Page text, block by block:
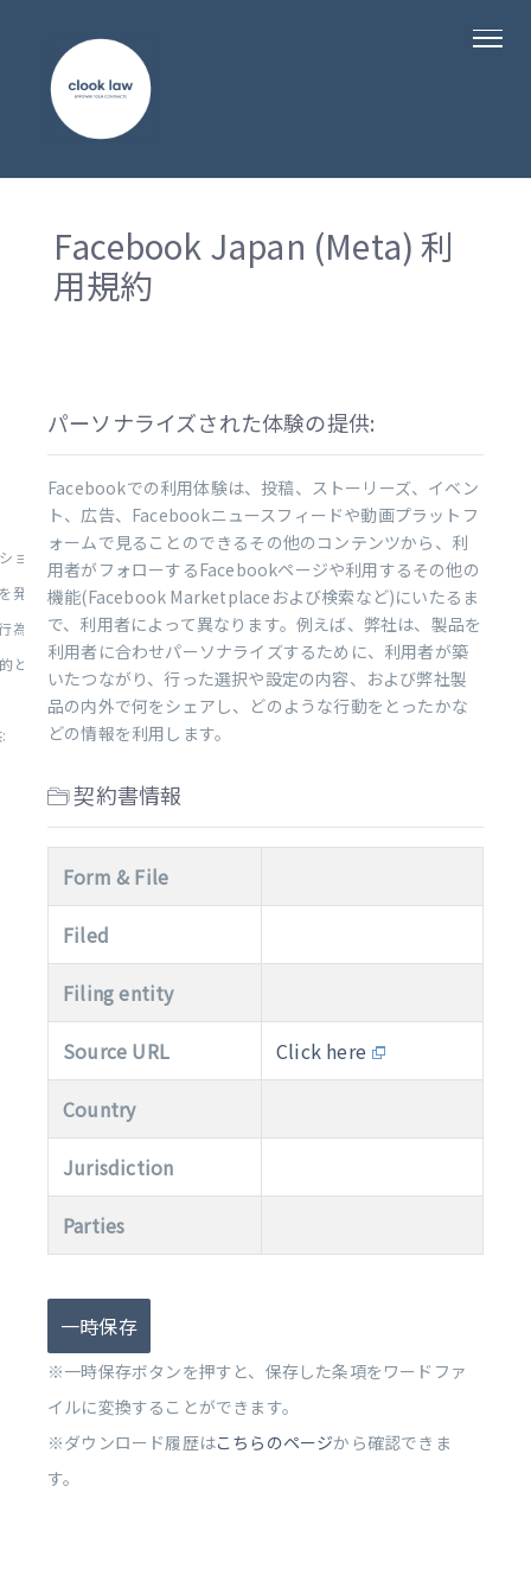
Facebook Japan (Meta) 利
用規約
ンを行う手段の提供:
発見するための支援:
為の撲滅、および利用者コミ...
とした先進技術の使用と開発...
パーソナライズされた体験の提供:
Facebookでの利用体験は、投稿、ストーリーズ、イベン
ト、広告、Facebookニュースフィードや動画プラットフ
ォームで見ることのできるその他のコンテンツから、利
用者がフォローするFacebookページや利用するその他の
機能(Facebook Marketplaceおよび検索など)にいたるま
で、利用者によって異なります。例えば、弊社は、製品を
利用者に合わせパーソナライズするために、利用者が築
いたつながり、行った選択や設定の内容、および弊社製
品の内外で何をシェアし、どのような行動をとったかな
どの情報を利用します。
契約書情報
Form & File
Filed
Filing entity
Source URL Click here
Country
Jurisdiction
Parties
一時保存
※一時保存ボタンを押すと、保存した条項をワードファ
イルに変換することができます。
※ダウンロード履歴はこちらのページから確認できま
す。